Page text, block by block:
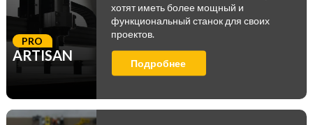
ARTISAN
PRO
хотят иметь более мощный и
функциональный станок для своих
проектов.
Подробнее